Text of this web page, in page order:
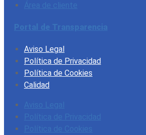
Área de cliente
Portal de Transparencia
Aviso Legal
Política de Privacidad
Política de Cookies
Calidad
Aviso Legal
Política de Privacidad
Política de Cookies